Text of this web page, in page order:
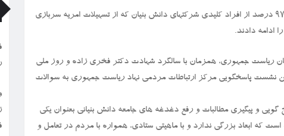
به گزارش خط رند ۹۱۲، معاون علمی رئیس جمهور اظهار داشت: بیشتر از ۹۷ درصد از افراد کلیدی شرکتهای دانش بنیان که از تسهیلات امریه سربازی
ادامه دادند.
دانش بنیان ریاست جمهوری، همزمان با سالگرد شهادت دکتر فخری زاده و روز ملی
نشست پاسخگویی مرکز ارتباطات مردمی نهاد ریاست جمهوری به سوالات
و پیگیری مطالبات و رفع دغدغه های جامعه دانش بنیانی بعنوان یکی
که ابعاد بزرگی ندارد و با ماهیتی ستادی، همواره با مردم در تعامل و